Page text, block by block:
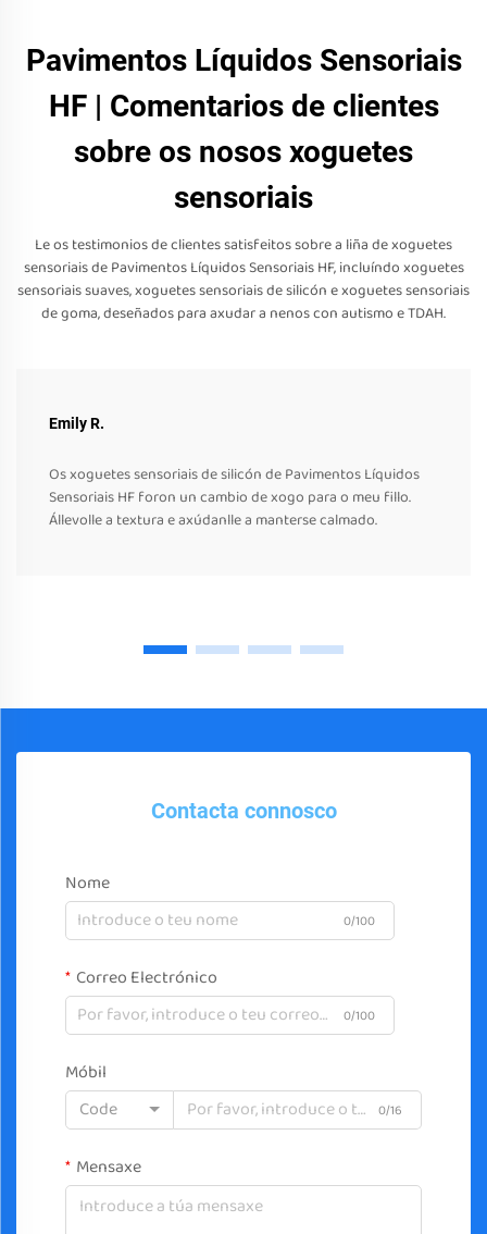
Pavimentos Líquidos Sensoriais
HF | Comentarios de clientes
sobre os nosos xoguetes
sensoriais
Le os testimonios de clientes satisfeitos sobre a liña de xoguetes
sensoriais de Pavimentos Líquidos Sensoriais HF, incluíndo xoguetes
sensoriais suaves, xoguetes sensoriais de silicón e xoguetes sensoriais
de goma, deseñados para axudar a nenos con autismo e TDAH.
Emily R.
Os xoguetes sensoriais de silicón de Pavimentos Líquidos
Sensoriais HF foron un cambio de xogo para o meu fillo.
Állevolle a textura e axúdanlle a manterse calmado.
Contacta connosco
Nome
0/100
Correo Electrónico
0/100
Móbil
Code
0/16
Mensaxe